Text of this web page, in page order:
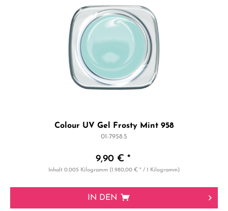
Colour UV Gel Frosty Mint 958
01-7958.5
9,90 € *
Inhalt0.005 Kilogramm (1.980,00 € * / 1 Kilogramm)
IN DEN